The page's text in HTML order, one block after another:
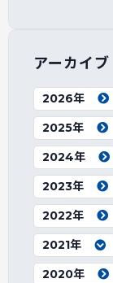
アーカイブ
2026年
2025年
2024年
2023年
2022年
2021年
2020年